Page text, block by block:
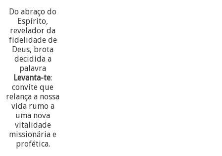
Do abraço do
Espírito,
revelador da
fidelidade de
Deus, brota
decidida a
palavra
Levanta-te:
convite que
relança a nossa
vida rumo a
uma nova
vitalidade
missionária e
profética.